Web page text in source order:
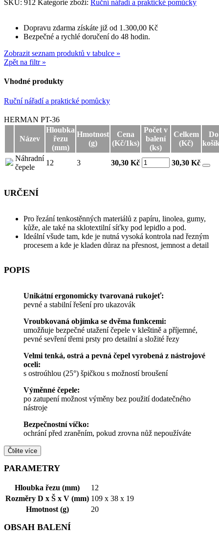
SKU: 912 Kategorie zboží: Ruční nářadí a praktické pomůcky
Dopravu zdarma získáte již od 1.300,00 Kč
Bezpečné a rychlé doručení do 48 hodin.
Zobrazit seznam produktů v tabulce »
Zpět na filtr »
Vhodné produkty
Ruční nářadí a praktické pomůcky
Ruční nářadí a praktické pomůcky
HERMAN PT-36
Název
Hloubka
řezu
(mm)
Hmotnost
(g)
Cena
(Kč/1ks)
Počet v
balení
(ks)
Celkem
(Kč)
Do
Náhradní
čepele
12 3 30,30 Kč 30,30 Kč
URČENÍ
Pro řezání tenkostěnných materiálů z papíru, linolea, gumy,
kůže, ale také na sklotextilní síťky pod lepidlo a pod.
Ideální všude tam, kde je nutná vysoká kontrola nad řezným
procesem a kde je kladen důraz na přesnost, jemnost a detail
POPIS
Unikátní ergonomicky tvarovaná rukojeť:
pevné a stabilní řešení pro ukazovák
Vroubkovaná objímka se dvěma funkcemi:
umožňuje bezpečné utažení čepele v kleštině a příjemné,
pevné sevření třemi prsty pro detailní a složité řezy
Velmi tenká, ostrá a pevná čepel vyrobená z nástrojové
oceli:
s ostroúhlou (25°) špičkou s možností broušení
Výměnné čepele:
po zatupení možnost výměny bez použití dodatečného
nástroje
Bezpečnostní víčko:
ochrání před zraněním, pokud zrovna nůž nepoužíváte
Čtěte více
PARAMETRY
Hloubka řezu (mm)
12
Rozměry D x Š x V (mm) 109 x 38 x 19
Hmotnost (g)
20
OBSAH BALENÍ